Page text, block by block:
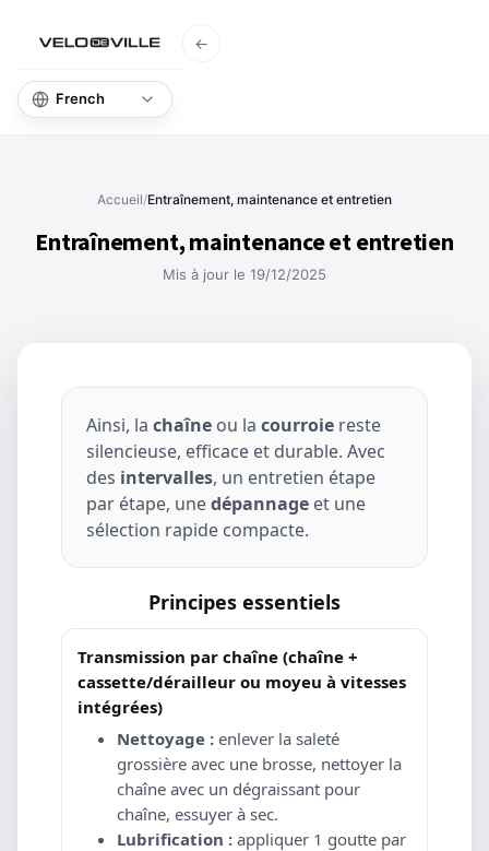
←
Accueil/Entraînement, maintenance et entretien
Entraînement, maintenance et entretien
Mis à jour le 19/12/2025
Ainsi, la chaîne ou la courroie reste
silencieuse, efficace et durable. Avec
des intervalles, un entretien étape
par étape, unedépannage et une
sélection rapide compacte.
Principes essentiels
Transmission par chaîne (chaîne +
cassette/dérailleur ou moyeu à vitesses
intégrées)
Nettoyage : enlever la saleté
grossière avec une brosse, nettoyer la
chaîne avec un dégraissant pour
chaîne, essuyer à sec.
Lubrification : appliquer 1 goutte par